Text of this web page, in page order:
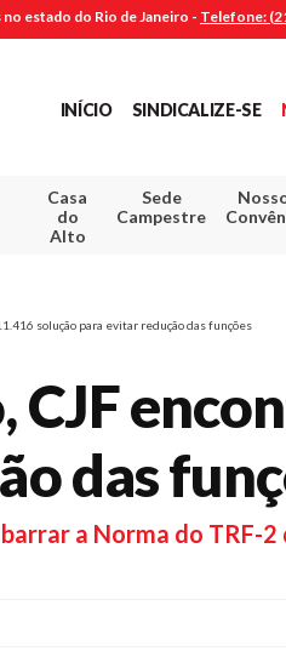
estado do Rio de Janeiro - Telefone:
INÍCIO SINDICALIZE-SE
Casa
do
Alto
Sede
Campestre
solução para evitar redução das funções
CJF
das
a Norma do TRF-